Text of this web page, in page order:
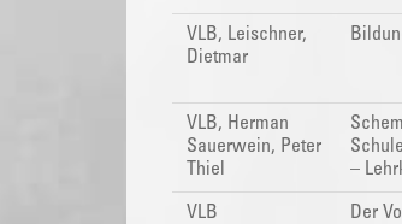
VLB, Leischner,
Dietmar
VLB, Herman
Sauerwein, Peter
Thiel
–
VLB
Der